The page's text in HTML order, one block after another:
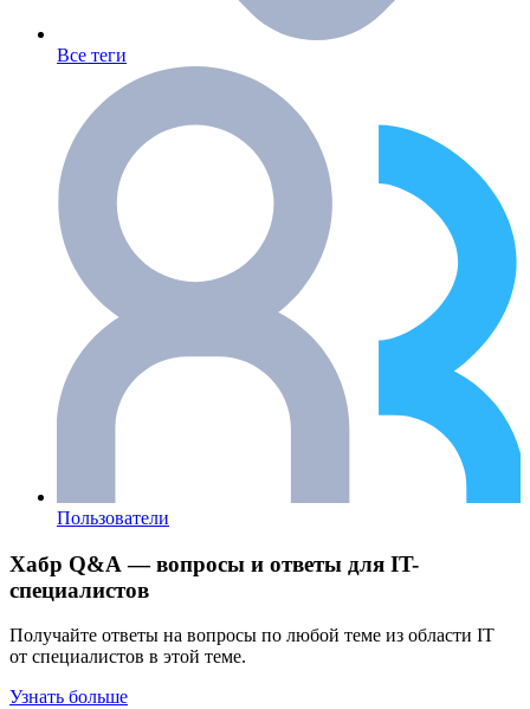
Все теги
Пользователи
Хабр Q&A — вопросы и ответы для IT-
специалистов
Получайте ответы на вопросы по любой теме из области IT
от специалистов в этой теме.
Узнать больше